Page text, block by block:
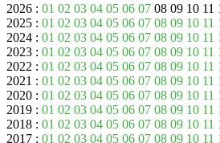
2026 : 01 02 03 04 05 06 07 08 09 10 11
2025 : 01 02 03 04 05 06 07 08 09 10 11
2024 : 01 02 03 04 05 06 07 08 09 10 11
2023 : 01 02 03 04 05 06 07 08 09 10 11
2022 : 01 02 03 04 05 06 07 08 09 10 11
2021 : 01 02 03 04 05 06 07 08 09 10 11
2020 : 01 02 03 04 05 06 07 08 09 10 11
2019 : 01 02 03 04 05 06 07 08 09 10 11
2018 : 01 02 03 04 05 06 07 08 09 10 11
2017 : 01 02 03 04 05 06 07 08 09 10 11